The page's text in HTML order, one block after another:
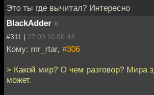
Это ты где вычитал? Интересно
BlackAdder »
#311 | 27.09.10 00:44
Кому: mr_rtar, #306
> Какой мир? О чем разговор? Мира
может.